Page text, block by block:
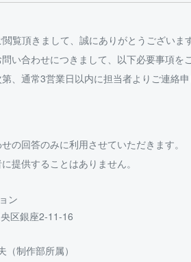
覧頂きまして、誠にありがとうございます
い合わせにつきまして、以下必要事項を
、通常3営業日以内に担当者よりご連絡申
の回答のみに利用させていただきます。
提供することはありません。
ン
区銀座2-11-16
制作部所属）